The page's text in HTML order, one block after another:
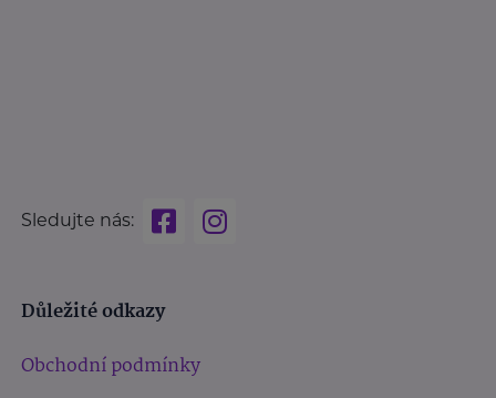
Sledujte nás:
Důležité odkazy
Obchodní podmínky